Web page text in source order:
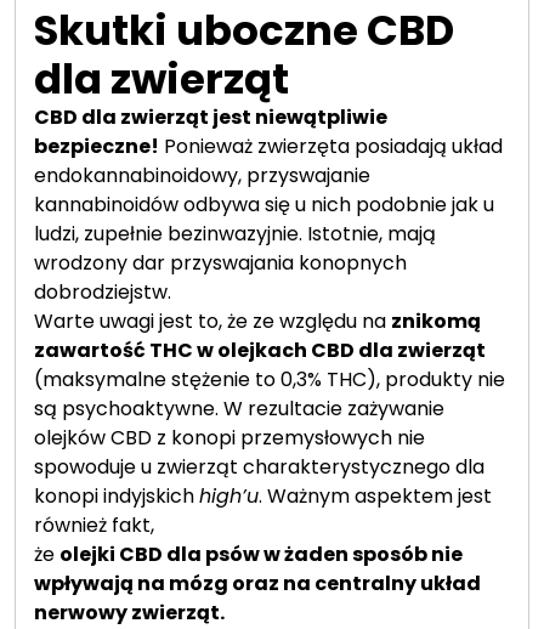
Skutki uboczne CBD
dla zwierząt
CBD dla zwierząt jest niewątpliwie
bezpieczne! Ponieważ zwierzęta posiadają układ
endokannabinoidowy, przyswajanie
kannabinoidów odbywa się u nich podobnie jak u
ludzi, zupełnie bezinwazyjnie. Istotnie, mają
wrodzony dar przyswajania konopnych
dobrodziejstw.
Warte uwagi jest to, że ze względu na znikomą
zawartość THC w olejkach CBD dla zwierząt
(maksymalne stężenie to 0,3% THC), produkty nie
są psychoaktywne. W rezultacie zażywanie
olejków CBD z konopi przemysłowych nie
spowoduje u zwierząt charakterystycznego dla
konopi indyjskichhigh’u. Ważnym aspektem jest
również fakt,
że olejki CBD dla psów w żaden sposób nie
wpływają na mózg oraz na centralny układ
nerwowy zwierząt.